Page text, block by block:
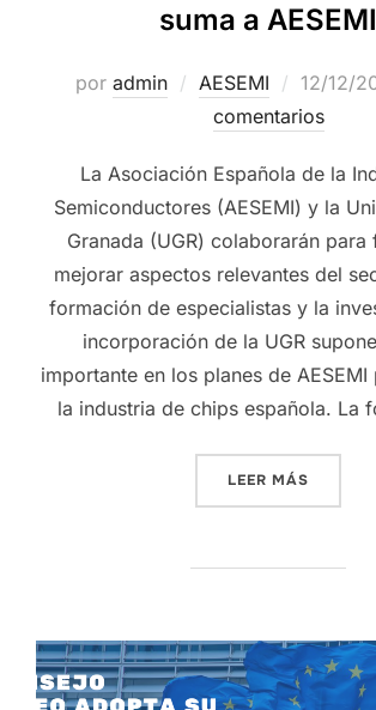
suma a AESEMI
por admin AESEMI 12/12/
comentarios
La Asociación Española de la
Semiconductores (AESEMI) y la
Granada (UGR) colaborarán para
mejorar aspectos relevantes del
formación de especialistas y la
incorporación de la UGR
importante en los planes de
la industria de chips española. La
LEER MÁS